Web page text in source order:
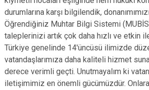
durumlarına karşı bilgilendik,
Öğrendiğiniz Muhtar Bilgi Sistemi
taleplerinizi artık çok daha hızlı ve etkin
Türkiye genelinde 14'üncüsü ilimizde
vatandaşlarımıza daha kaliteli hizmet
derece verimli geçti. Unutmayalım ki
iletişimimiz en önemli gücümüzdür.